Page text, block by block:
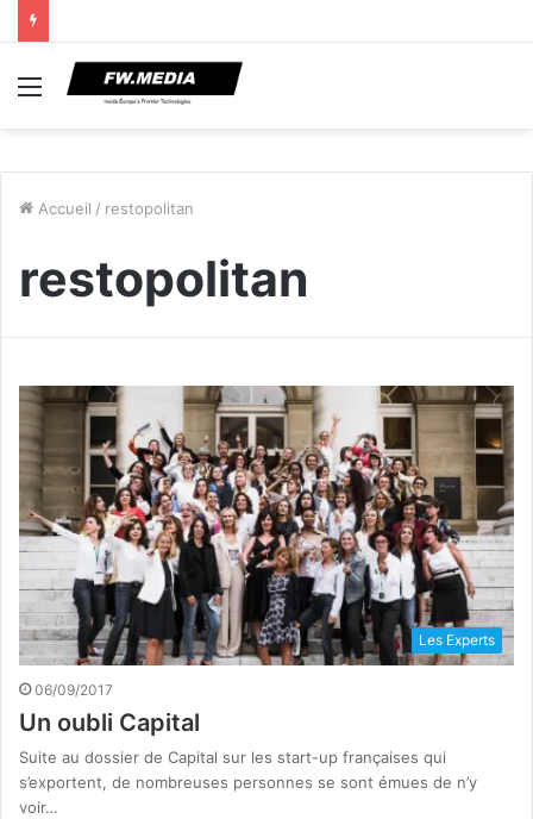
Menu
Accueil / restopolitan
restopolitan
Les Experts
06/09/2017
Un oubli Capital
Suite au dossier de Capital sur les start-up françaises qui
s’exportent, de nombreuses personnes se sont émues de n’y
voir…